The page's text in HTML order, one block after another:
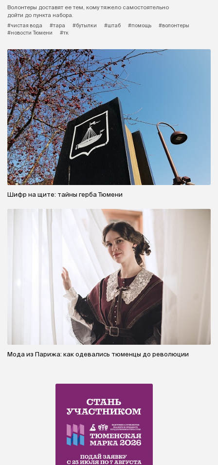
Волонтеры доставят ее тем, кому тяжело самостоятельно
дойти до пункта набора.
#чистая вода
#тара #бутылки #штаб #помощь
#волонтеры
#новости Тюмени
#тк
Шифр на щите: тайны герба Тюмени
Мода из Парижа: как одевались тюменцы до революции